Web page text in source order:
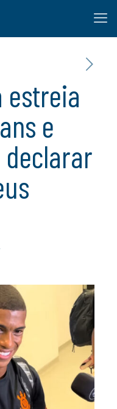
estreia
e
declarar